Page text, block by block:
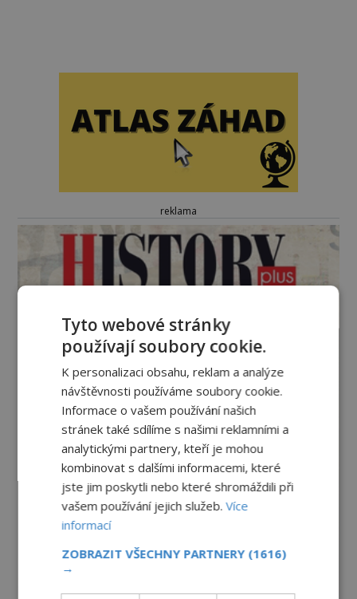
reklama
Tyto webové stránky
používají soubory cookie.
K personalizaci obsahu, reklam a analýze
návštěvnosti používáme soubory cookie.
Informace o vašem používání našich
stránek také sdílíme s našimi reklamními a
analytickými partnery, kteří je mohou
kombinovat s dalšími informacemi, které
jste jim poskytli nebo které shromáždili při
vašem používání jejich služeb.Více
informací
ZOBRAZIT VŠECHNY PARTNERY (1616)
→